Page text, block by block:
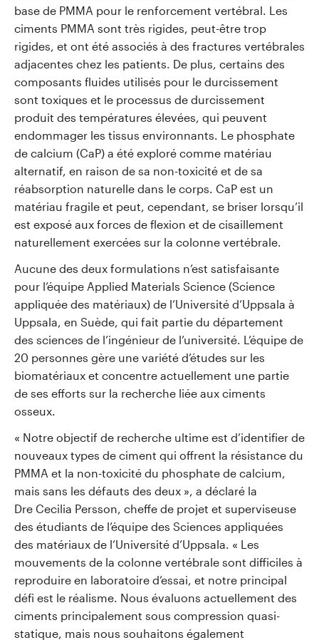
base de PMMA pour le renforcement vertébral. Les
ciments PMMA sont très rigides, peut-être trop
rigides, et ont été associés à des fractures vertébrales
adjacentes chez les patients. De plus, certains des
composants fluides utilisés pour le durcissement
sont toxiques et le processus de durcissement
produit des températures élevées, qui peuvent
endommager les tissus environnants. Le phosphate
de calcium (CaP) a été exploré comme matériau
alternatif, en raison de sa non-toxicité et de sa
réabsorption naturelle dans le corps. CaP est un
matériau fragile et peut, cependant, se briser lorsqu’il
est exposé aux forces de flexion et de cisaillement
naturellement exercées sur la colonne vertébrale.
Aucune des deux formulations n’est satisfaisante
pour l’équipe Applied Materials Science (Science
appliquée des matériaux) de l’Université d’Uppsala à
Uppsala, en Suède, qui fait partie du département
des sciences de l’ingénieur de l’université. L’équipe de
20 personnes gère une variété d’études sur les
biomatériaux et concentre actuellement une partie
de ses efforts sur la recherche liée aux ciments
osseux.
« Notre objectif de recherche ultime est d’identifier de
nouveaux types de ciment qui offrent la résistance du
PMMA et la non-toxicité du phosphate de calcium,
mais sans les défauts des deux », a déclaré la
Dre Cecilia Persson, cheffe de projet et superviseuse
des étudiants de l’équipe des Sciences appliquées
des matériaux de l’Université d’Uppsala. « Les
mouvements de la colonne vertébrale sont difficiles à
reproduire en laboratoire d’essai, et notre principal
défi est le réalisme. Nous évaluons actuellement des
ciments principalement sous compression quasi-
statique, mais nous souhaitons également